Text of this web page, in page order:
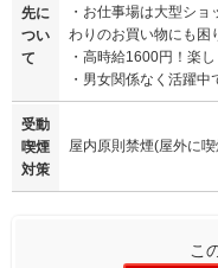
先に
つい
て
・お仕事場は大型シ
わりのお買い物にも困
・高時給1600円！楽
・男女関係なく活躍中
受動
喫煙
対策
屋内原則禁煙(屋外に
こ